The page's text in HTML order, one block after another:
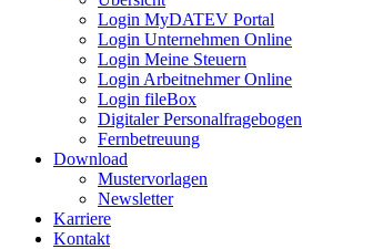
Login MyDATEV Portal
Login Unternehmen Online
Login Meine Steuern
Login Arbeitnehmer Online
Login fileBox
Digitaler Personalfragebogen
Fernbetreuung
Download
Mustervorlagen
Newsletter
Karriere
Kontakt